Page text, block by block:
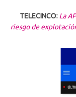
TELECINCO: La
riesgo de